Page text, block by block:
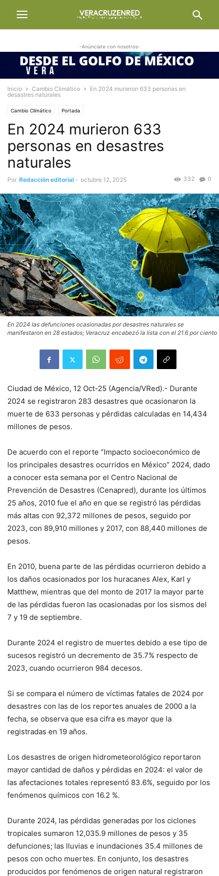
-Anúnciate con nosotros-
Inicio Cambio Climático
En 2024 murieron 633 personas en
desastres naturales
Cambio Climático Portada
En 2024 murieron 633
personas en desastres
naturales
Por Redacción editorial - octubre 12, 2025 0
332
En 2024 las defunciones ocasionadas por desastres naturales se
manifestaron en 28 estados; Veracruz encabezó la lista con el 21.6 por ciento
Ciudad de México, 12 Oct-25 (Agencia/VRed).- Durante
2024 se registraron 283 desastres que ocasionaron la
muerte de 633 personas y pérdidas calculadas en 14,434
millones de pesos.
De acuerdo con el reporte “Impacto socioeconómico de
los principales desastres ocurridos en México” 2024, dado
a conocer esta semana por el Centro Nacional de
Prevención de Desastres (Cenapred), durante los últimos
25 años, 2010 fue el año en que se registró las pérdidas
más altas con 92,372 millones de pesos, seguido por
2023, con 89,910 millones y 2017, con 88,440 millones de
pesos.
En 2010, buena parte de las pérdidas ocurrieron debido a
los daños ocasionados por los huracanes Alex, Karl y
Matthew, mientras que del monto de 2017 la mayor parte
de las pérdidas fueron las ocasionadas por los sismos del
7 y 19 de septiembre.
Durante 2024 el registro de muertes debido a ese tipo de
sucesos registró un decremento de 35.7% respecto de
2023, cuando ocurrieron 984 decesos.
Si se compara el número de víctimas fatales de 2024 por
desastres con las de los reportes anuales de 2000 a la
fecha, se observa que esa cifra es mayor que la
registradas en 19 años.
Los desastres de origen hidrometeorológico reportaron
mayor cantidad de daños y pérdidas en 2024: el valor de
las afectaciones totales representó 83.6%, seguido por los
fenómenos químicos con 16.2 %.
Durante 2024, las pérdidas generadas por los ciclones
tropicales sumaron 12,035.9 millones de pesos y 35
defunciones; las lluvias e inundaciones 35.4 millones de
pesos con ocho muertes. En conjunto, los desastres
producidos por fenómenos de origen natural registraron